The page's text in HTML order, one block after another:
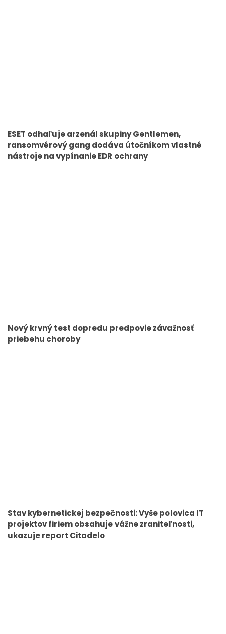
ESET odhaľuje arzenál skupiny Gentlemen,
ransomvérový gang dodáva útočníkom vlastné
nástroje na vypínanie EDR ochrany
Nový krvný test dopredu predpovie závažnosť
priebehu choroby
Stav kybernetickej bezpečnosti: Vyše polovica IT
projektov firiem obsahuje vážne zraniteľnosti,
ukazuje report Citadelo